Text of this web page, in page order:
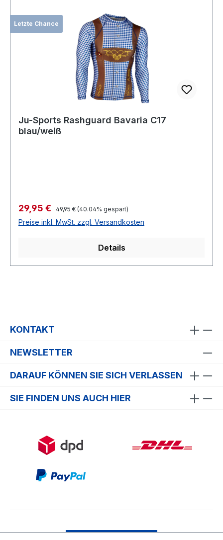
Letzte Chance
Ju-Sports Rashguard Bavaria C17
blau/weiß
Verkaufspreis:
29,95 € Regulärer Preis:
49,95 € (40.04% gespart)
Preise inkl. MwSt. zzgl. Versandkosten
Details
KONTAKT
NEWSLETTER
DARAUF KÖNNEN SIE SICH VERLASSEN
SIE FINDEN UNS AUCH HIER